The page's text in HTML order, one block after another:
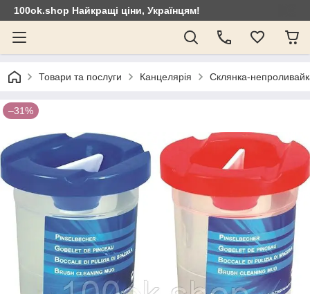
100ok.shop Найкращі ціни, Українцям!
Товари та послуги Канцелярія Склянка-
–31%